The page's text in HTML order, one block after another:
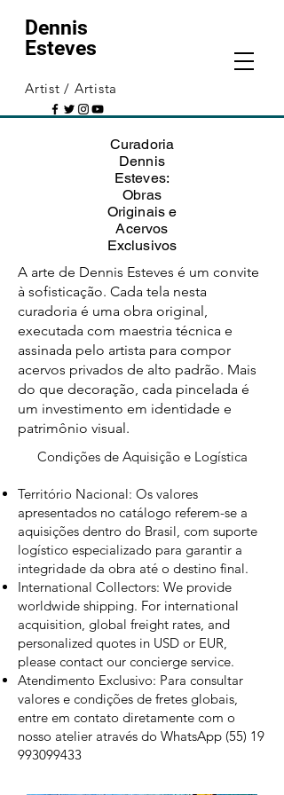
Dennis
Esteves
Artist / Artista
Curadoria
Dennis
Esteves:
Obras
Originais e
Acervos
Exclusivos
A arte de Dennis Esteves é um convite
à sofisticação. Cada tela nesta
curadoria é uma obra original,
executada com maestria técnica e
assinada pelo artista para compor
acervos privados de alto padrão. Mais
do que decoração, cada pincelada é
um investimento em identidade e
patrimônio visual.
Condições de Aquisição e Logística
Território Nacional: Os valores
apresentados no catálogo referem-se a
aquisições dentro do Brasil, com suporte
logístico especializado para garantir a
integridade da obra até o destino final.
International Collectors: We provide
worldwide shipping. For international
acquisition, global freight rates, and
personalized quotes in USD or EUR,
please contact our concierge service.
Atendimento Exclusivo: Para consultar
valores e condições de fretes globais,
entre em contato diretamente com o
nosso atelier através do WhatsApp (55) 19
993099433